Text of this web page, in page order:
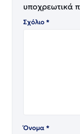
υποχρεωτικά
Σχόλιο*
Όνομα*